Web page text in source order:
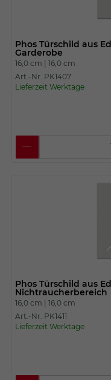
Phos Türschild aus
Garderobe
16,0 cm | 16,0 cm
Art.-Nr. PK1407
Lieferzeit Werktage
Phos Türschild aus
Nichtraucherbereich
16,0 cm | 16,0 cm
Art.-Nr. PK1411
Lieferzeit Werktage